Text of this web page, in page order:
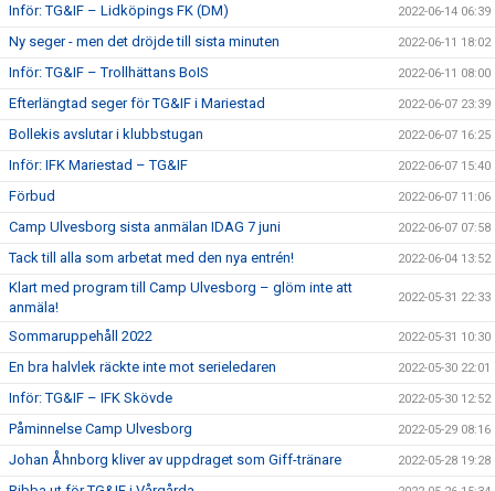
Inför: TG&IF – Lidköpings FK (DM) 2022-06-14 06:39
Ny seger - men det dröjde till sista minuten 2022-06-11 18:02
Inför: TG&IF – Trollhättans BoIS 2022-06-11 08:00
Efterlängtad seger för TG&IF i Mariestad 2022-06-07 23:39
Bollekis avslutar i klubbstugan 2022-06-07 16:25
Inför: IFK Mariestad – TG&IF 2022-06-07 15:40
Förbud 2022-06-07 11:06
Camp Ulvesborg sista anmälan IDAG 7 juni 2022-06-07 07:58
Tack till alla som arbetat med den nya entrén! 2022-06-04 13:52
Klart med program till Camp Ulvesborg – glöm inte att
anmäla!
2022-05-31 22:33
Sommaruppehåll 2022 2022-05-31 10:30
En bra halvlek räckte inte mot serieledaren 2022-05-30 22:01
Inför: TG&IF – IFK Skövde 2022-05-30 12:52
Påminnelse Camp Ulvesborg 2022-05-29 08:16
Johan Åhnborg kliver av uppdraget som Giff-tränare 2022-05-28 19:28